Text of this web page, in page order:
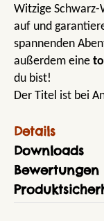
Witzige
auf und
spannenden
außerdem eine
du bist!
Der Titel ist bei
Details
Downloads
Bewertungen